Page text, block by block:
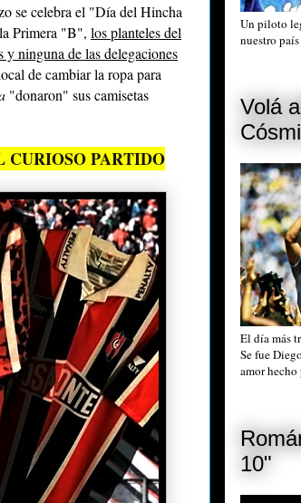
se celebra el "Día del Hincha
Primera "B", los planteles del
ninguna de las delegaciones
de cambiar la ropa para
"donaron" sus camisetas
CURIOSO PARTIDO
Un piloto
nuestro
Volá
El día más
Se fue
amor
10"